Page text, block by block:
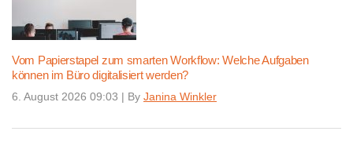
Vom Papierstapel zum smarten Workflow: Welche Aufgaben
können im Büro digitalisiert werden?
6. August 2026 09:03 | By Janina Winkler